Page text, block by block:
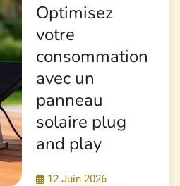
Optimisez
votre
consommation
avec un
panneau
solaire plug
and play
12 Juin 2026